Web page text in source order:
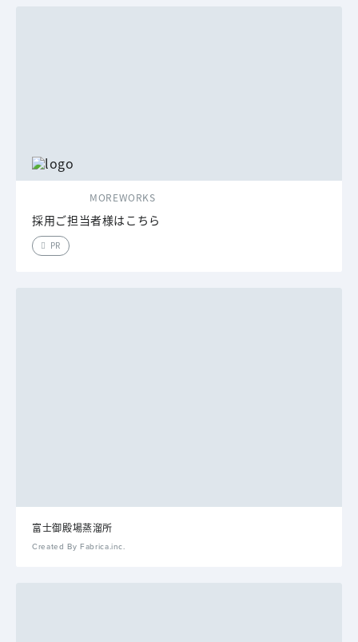
MOREWORKS
採用ご担当者様はこちら
PR
富士御殿場蒸溜所
Created By Fabrica.inc.